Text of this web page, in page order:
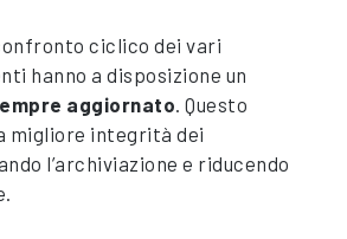
ciclico dei vari
hanno a disposizione un
aggiornato. Questo
migliore integrità dei
l’archiviazione e riducendo